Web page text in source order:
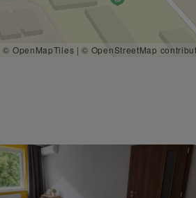
© OpenMapTiles |© OpenStreetMap